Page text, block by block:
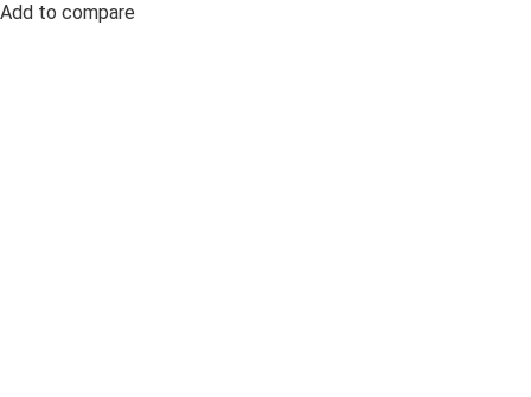
Add to compare